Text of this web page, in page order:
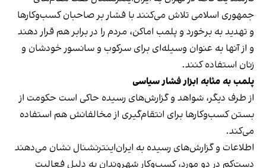
جمهوری اسلامی تلاش می‌کنند با فشار بر صاحبان کسب‌وکارها
و تهدید به برخورد و پلمب اماکن، مردم را در برابر هم قرار دهند
و از آنها به عنوان وسیله‌ای برای سرکوب و سانسور خودشان و
زنان استفاده کنند.
پلمب به مثابه ابزار فشار سیاسی
از طرف دیگر، شواهد و گزارش‌های رسیده حاکی است حکومت از
بستن کسب‌وکارها برای انتقام‌گیری از مخالفانش هم استفاده
می‌کند.
اطلاعات و گزارش‌های رسیده به ایران‌اینترنشنال نشان می‌دهند
دست‌کم در دو مورد، کسب‌وکار شهروندان به دلیل فعالیت